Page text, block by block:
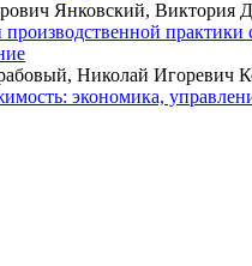
Янковский, Виктория
Николай Игоревич
экономика,